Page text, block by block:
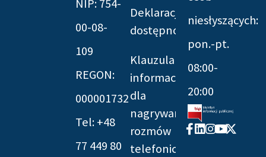
NIP: 754-
00-08-
109
REGON:
000001732
Tel: +48
77 449 80
Deklaracja
dostępności
Klauzula
informacyjna
dla
nagrywania
rozmów
telefonicznych
niesłyszących:
pon.-pt.
08:00-
20:00
Facebook-
f
Linkedin
Instagram
Youtube
X-
twitter